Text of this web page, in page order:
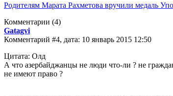
Родителям Марата Рахметова вручили медаль
Комментарии (4)
Gatagvi
Комментарий #4, дата: 10 январь 2015 12:50
Цитата: Олд
А что азербайджанцы не люди что-ли ? не
не имеют право ?